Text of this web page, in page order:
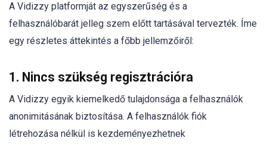
A Vidizzy platformját az egyszerűség és a
felhasználóbarát jelleg szem előtt tartásával tervezték. Íme
egy részletes áttekintés a főbb jellemzőiről:
1. Nincs szükség regisztrációra
A Vidizzy egyik kiemelkedő tulajdonsága a felhasználók
anonimitásának biztosítása. A felhasználók fiók
létrehozása nélkül is kezdeményezhetnek